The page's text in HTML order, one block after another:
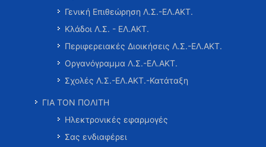
Γενική Επιθεώρηση Λ.Σ.-ΕΛ.ΑΚΤ.
Κλάδοι Λ.Σ. - ΕΛ.ΑΚΤ.
Περιφερειακές Διοικήσεις Λ.Σ.-ΕΛ.ΑΚΤ.
Οργανόγραμμα Λ.Σ.-ΕΛ.ΑΚΤ.
Σχολές Λ.Σ.-ΕΛ.ΑΚΤ.-Κατάταξη
ΓΙΑ ΤΟΝ ΠΟΛΙΤΗ
Ηλεκτρονικές εφαρμογές
Σας ενδιαφέρει